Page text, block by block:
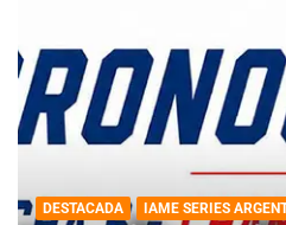
DESTACADA IAME SERIES